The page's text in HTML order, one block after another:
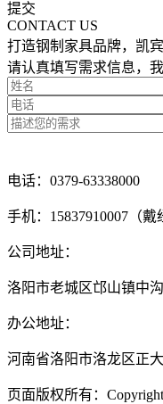
提交
CONTACT US
打造钢制家具品牌，凯
请认真填写需求信息，
电话：0379-63338000
手机：15837910007（戴
公司地址：
洛阳市老城区邙山镇中
办公地址：
河南省洛阳市洛龙区正
页面版权所有：